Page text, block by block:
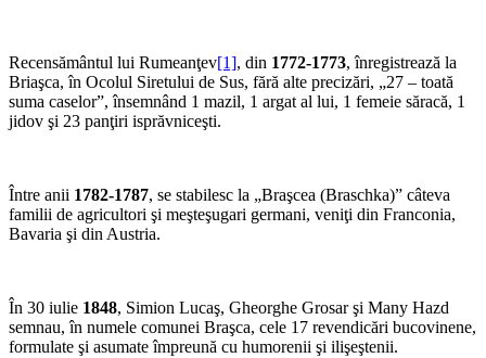
Recensământul lui Rumeanţev[1], din 1772-1773, înregistrează la
Briaşca, în Ocolul Siretului de Sus, fără alte precizări, „27 – toată
suma caselor”, însemnând 1 mazil, 1 argat al lui, 1 femeie săracă, 1
jidov şi 23 panţiri isprăvniceşti.
Între anii 1782-1787, se stabilesc la „Braşcea (Braschka)” câteva
familii de agricultori şi meşteşugari germani, veniţi din Franconia,
Bavaria şi din Austria.
În 30 iulie 1848, Simion Lucaş, Gheorghe Grosar şi Many Hazd
semnau, în numele comunei Braşca, cele 17 revendicări bucovinene,
formulate şi asumate împreună cu humorenii şi ilişeştenii.